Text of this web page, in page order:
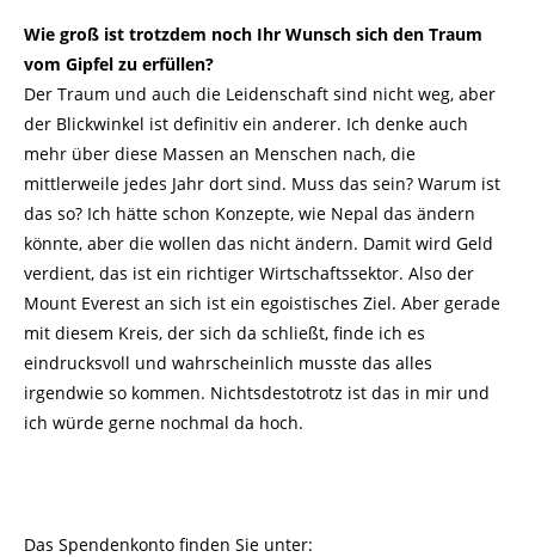
Wie groß ist trotzdem noch Ihr Wunsch sich den Traum
vom Gipfel zu erfüllen?
Der Traum und auch die Leidenschaft sind nicht weg, aber
der Blickwinkel ist definitiv ein anderer. Ich denke auch
mehr über diese Massen an Menschen nach, die
mittlerweile jedes Jahr dort sind. Muss das sein? Warum ist
das so? Ich hätte schon Konzepte, wie Nepal das ändern
könnte, aber die wollen das nicht ändern. Damit wird Geld
verdient, das ist ein richtiger Wirtschaftssektor. Also der
Mount Everest an sich ist ein egoistisches Ziel. Aber gerade
mit diesem Kreis, der sich da schließt, finde ich es
eindrucksvoll und wahrscheinlich musste das alles
irgendwie so kommen. Nichtsdestotrotz ist das in mir und
ich würde gerne nochmal da hoch.
Das Spendenkonto finden Sie unter: